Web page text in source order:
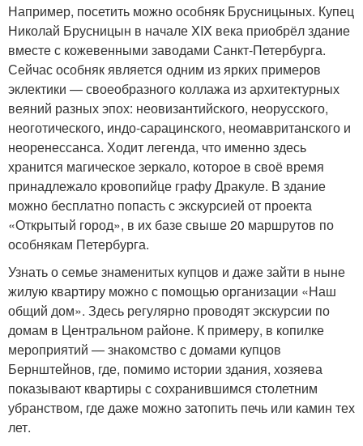
Например, посетить можно особняк Брусницыных. Купец
Николай Брусницын в начале XIX века приобрёл здание
вместе с кожевенными заводами Санкт-Петербурга.
Сейчас особняк является одним из ярких примеров
эклектики — своеобразного коллажа из архитектурных
веяний разных эпох: неовизантийского, неорусского,
неоготического, индо-сарацинского, неомавританского и
неоренессанса. Ходит легенда, что именно здесь
хранится магическое зеркало, которое в своё время
принадлежало кровопийце графу Дракуле. В здание
можно бесплатно попасть с экскурсией от проекта
«Открытый город», в их базе свыше 20 маршрутов по
особнякам Петербурга.
Узнать о семье знаменитых купцов и даже зайти в ныне
жилую квартиру можно с помощью организации «Наш
общий дом». Здесь регулярно проводят экскурсии по
домам в Центральном районе. К примеру, в копилке
мероприятий — знакомство с домами купцов
Бернштейнов, где, помимо истории здания, хозяева
показывают квартиры с сохранившимся столетним
убранством, где даже можно затопить печь или камин тех
лет.